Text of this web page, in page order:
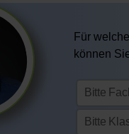
Für
können